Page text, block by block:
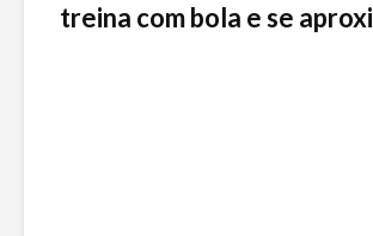
treina com bola e se